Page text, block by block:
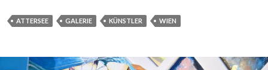
ATTERSEE GALERIE KÜNSTLER WIEN